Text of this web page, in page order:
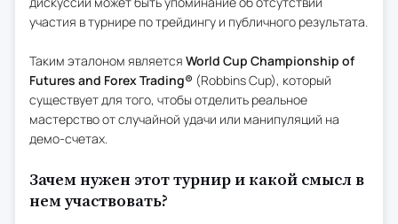
участия в турнире по трейдингу и публичного результата.
Таким эталоном является World Cup Championship of
Futures and Forex Trading® (Robbins Cup), который
существует для того, чтобы отделить реальное
мастерство от случайной удачи или манипуляций на
демо-счетах.
Зачем нужен этот турнир и какой смысл в
нем участвовать?